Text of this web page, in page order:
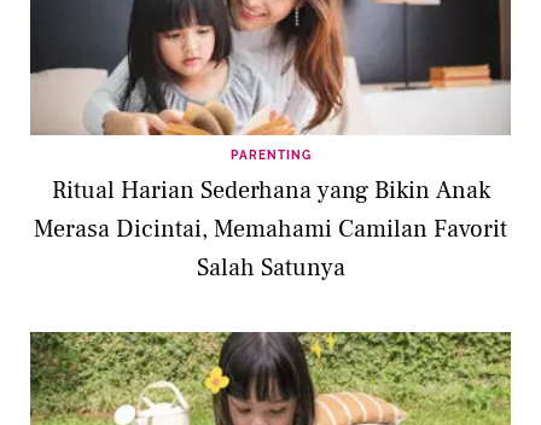
PARENTING
Ritual Harian Sederhana yang Bikin Anak
Merasa Dicintai, Memahami Camilan Favorit
Salah Satunya